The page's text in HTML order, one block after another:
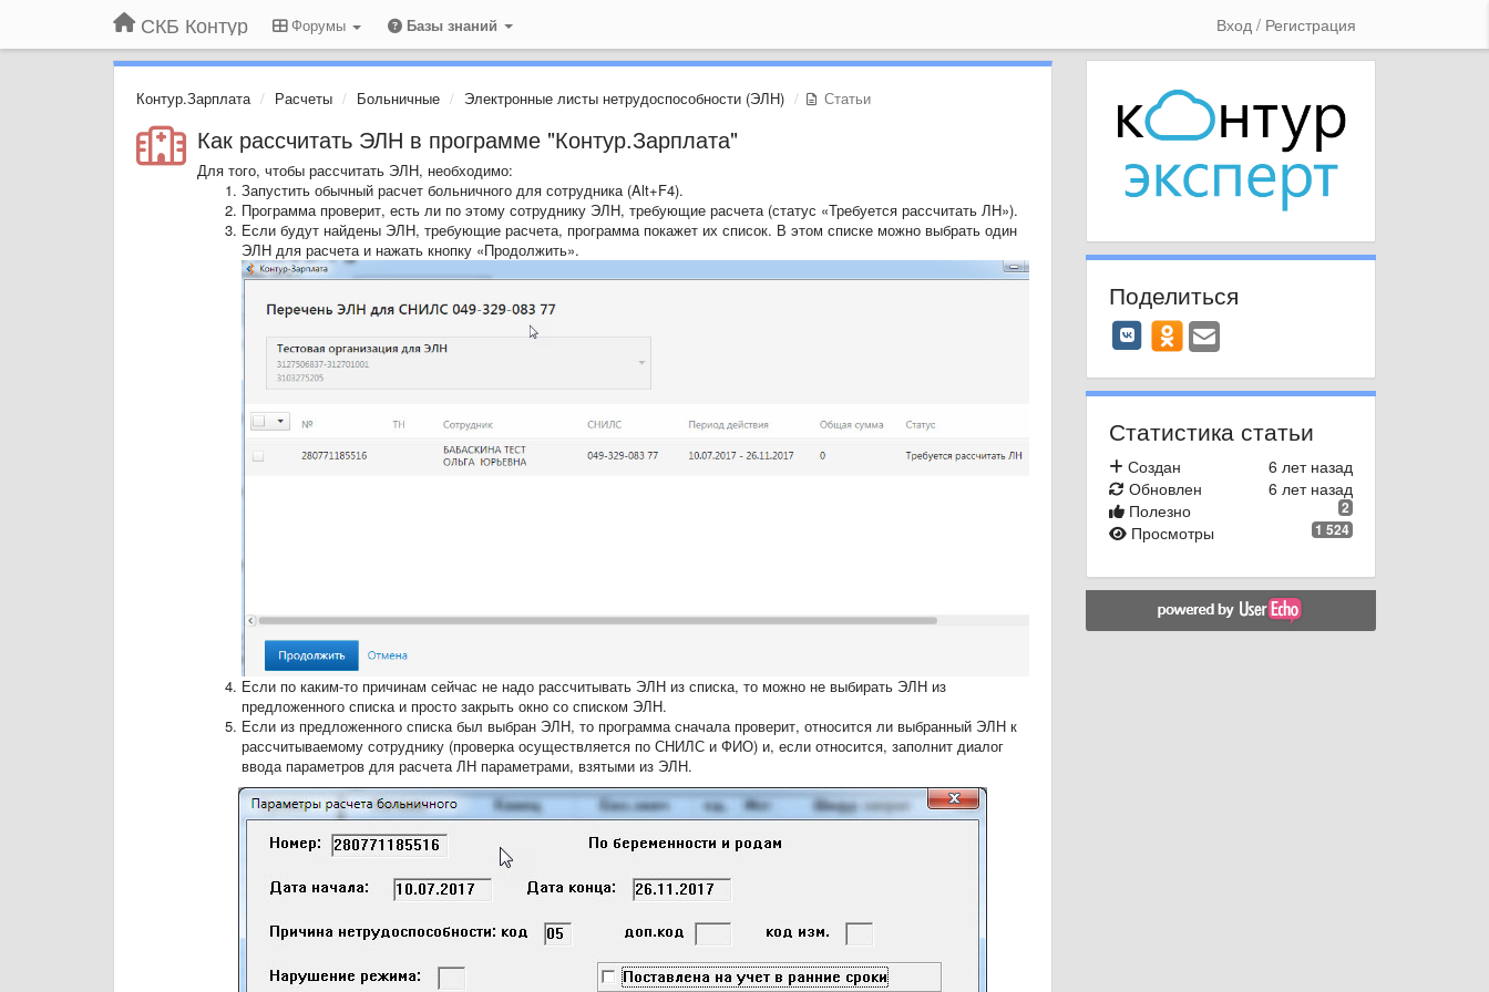
СКБ Контур Форумы Базы знаний Вход / Регистрация
Контур.Зарплата Расчеты Больничные Электронные листы нетрудоспособности (ЭЛН) Статьи
Как рассчитать ЭЛН в программе "Контур.Зарплата"
Для того, чтобы рассчитать ЭЛН, необходимо:
Запустить обычный расчет больничного для сотрудника (Alt+F4).
Программа проверит, есть ли по этому сотруднику ЭЛН, требующие расчета (статус «Требуется рассчитать ЛН»).
Если будут найдены ЭЛН, требующие расчета, программа покажет их список. В этом списке можно выбрать один
ЭЛН для расчета и нажать кнопку «Продолжить».
Если по каким-то причинам сейчас не надо рассчитывать ЭЛН из списка, то можно не выбирать ЭЛН из
предложенного списка и просто закрыть окно со списком ЭЛН.
Если из предложенного списка был выбран ЭЛН, то программа сначала проверит, относится ли выбранный ЭЛН к
рассчитываемому сотруднику (проверка осуществляется по СНИЛС и ФИО) и, если относится, заполнит диалог
ввода параметров для расчета ЛН параметрами, взятыми из ЭЛН.
Поделиться
Статистика статьи
6 лет назад
Создан
6 лет назад
Обновлен
2
Полезно
1 524
Просмотры